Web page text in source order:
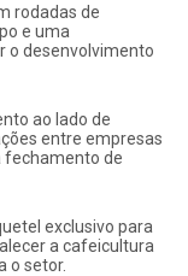
rodadas de
e uma
o desenvolvimento
ao lado de
entre empresas
fechamento de
exclusivo para
a cafeicultura
o setor.